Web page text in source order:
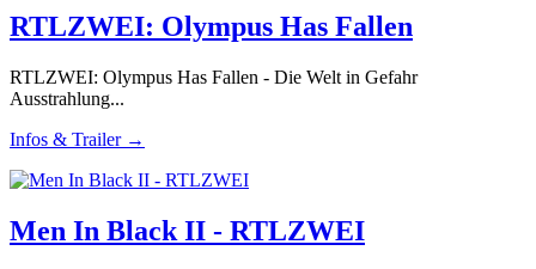
RTLZWEI: Olympus Has Fallen
RTLZWEI: Olympus Has Fallen - Die Welt in Gefahr
Ausstrahlung...
Infos & Trailer →
Men In Black II - RTLZWEI